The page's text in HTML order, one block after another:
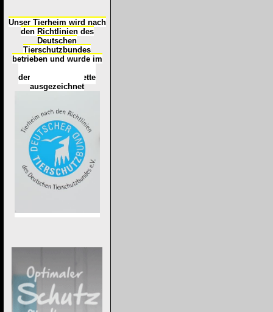
Unser Tierheim wird nach
den Richtlinien des
Deutschen
Tierschutzbundes
betrieben und wurde im
der
Tierheimplakette
ausgezeichnet